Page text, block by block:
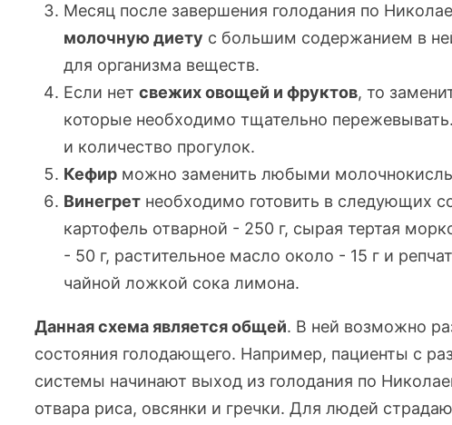
Месяц после завершения голодания по
молочную диету с большим содержанием в
для организма веществ.
Если нетсвежих овощей и фруктов, то
которые необходимо тщательно
и количество прогулок.
Кефир можно заменить любыми
Винегрет необходимо готовить в следующих
картофель отварной - 250 г, сырая тертая
- 50 г, растительное масло около - 15 г и
чайной ложкой сока лимона.
Данная схема является общей. В ней возможно
состояния голодающего. Например, пациенты с
системы начинают выход из голодания по
отвара риса, овсянки и гречки. Для людей